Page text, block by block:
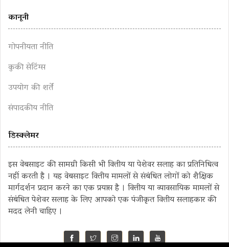
कानूनी
गोपनीयता नीति
कुकी सेटिंग्स
उपयोग की शर्तें
संपादकीय नीति
डिस्क्लेमर
इस वेबसाइट की सामग्री किसी भी वित्तीय या पेशेवर सलाह का प्रतिनिधित्व
नहीं करती है । यह वेबसाइट वित्तीय मामलों से संबंधित लोगों को शैक्षिक
मार्गदर्शन प्रदान करने का एक प्रयास है । वित्तीय या व्यावसायिक मामलों से
संबंधित पेशेवर सलाह के लिए आपको एक पंजीकृत वित्तीय सलाहकार की
मदद लेनी चाहिए ।